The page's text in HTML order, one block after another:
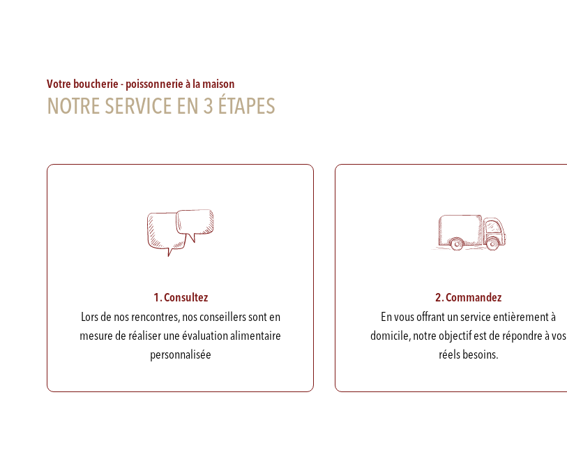
Votre boucherie - poissonnerie à la maison
NOTRE SERVICE EN 3 ÉTAPES
1. Consultez
Lors de nos rencontres, nos conseillers sont en
mesure de réaliser une évaluation alimentaire
personnalisée
2. Commandez
En vous offrant un service entièrement à
domicile, notre objectif est de répondre à vos
réels besoins.